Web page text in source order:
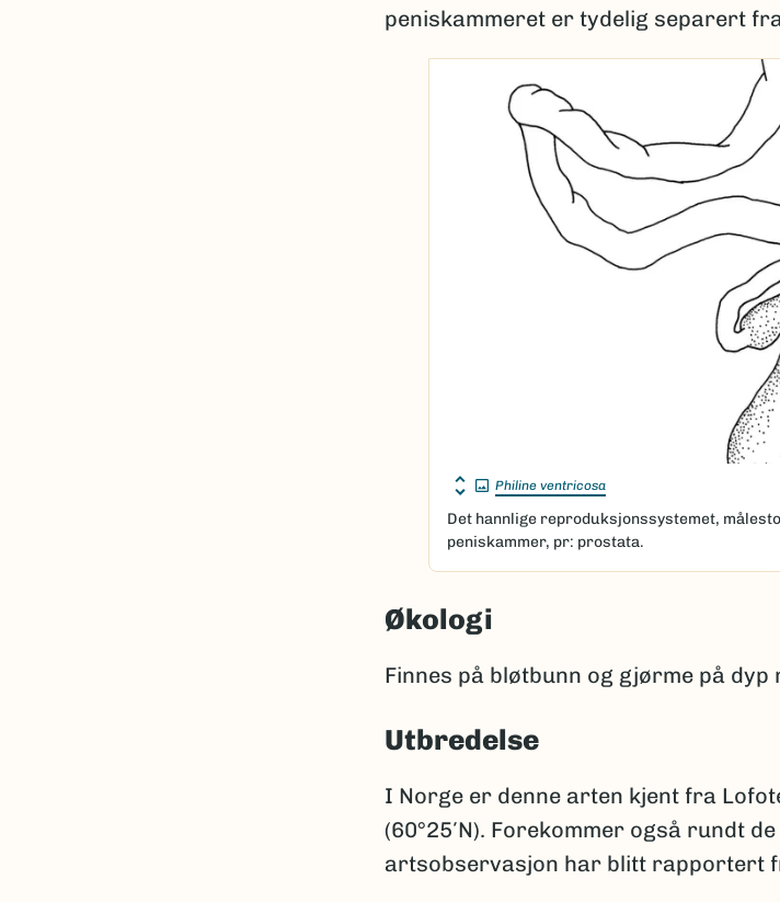
peniskammeret er tydelig separert
Philine ventricosa
Det hannlige reproduksjonssystemet,
peniskammer, pr: prostata.
Økologi
Finnes på bløtbunn og gjørme på dyp
Utbredelse
I Norge er denne arten kjent fra
(60°25′N). Forekommer også rundt
artsobservasjon har blitt rapportert